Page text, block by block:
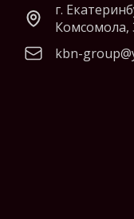
г.
Комсомола,
kbn-